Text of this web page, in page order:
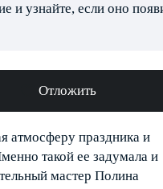
и узнайте, если оно
Отложить
атмосферу праздника и
такой ее задумала и
мастер Полина